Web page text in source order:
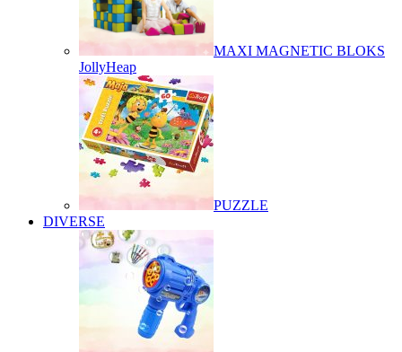
MAXI MAGNETIC BLOKS
JollyHeap
PUZZLE
DIVERSE